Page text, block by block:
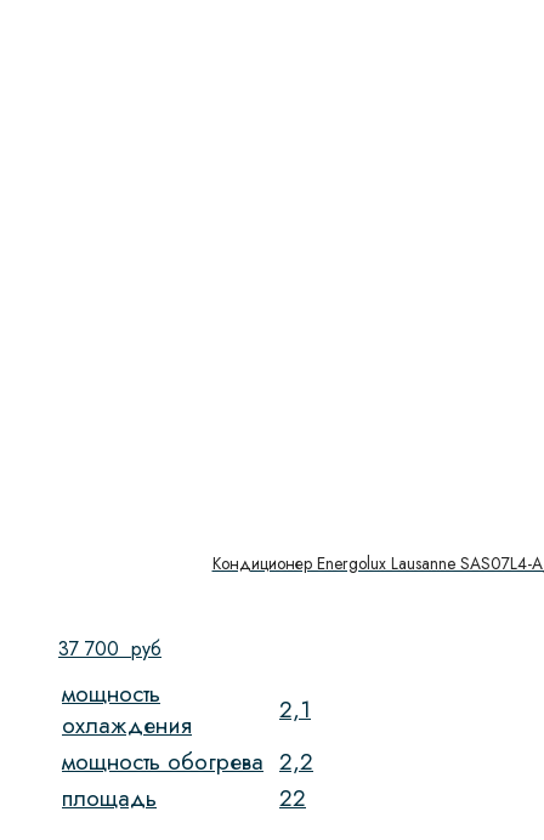
Кондиционер Energolux Lausanne SAS07L4-
37 700 руб
мощность
охлаждения
2,1
мощность обогрева 2,2
площадь
22